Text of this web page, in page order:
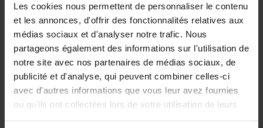
Les cookies nous permettent de personnaliser le contenu
et les annonces, d'offrir des fonctionnalités relatives aux
médias sociaux et d'analyser notre trafic. Nous
partageons également des informations sur l'utilisation de
notre site avec nos partenaires de médias sociaux, de
publicité et d'analyse, qui peuvent combiner celles-ci
avec d'autres informations que vous leur avez fournies
ou qu'ils ont collectées lors de votre utilisation de leurs
The Offer You Can't
Refuse
Steven Van Belleghem
Couverture souple
2020 256
€37,50